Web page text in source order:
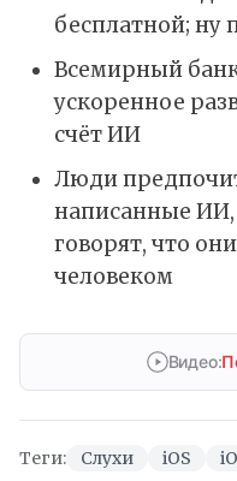
бесплатной; ну
Всемирный
ускоренное
счёт ИИ
Люди
написанные ИИ,
говорят, что
человеком
Видео:
Теги: Слухи iOS